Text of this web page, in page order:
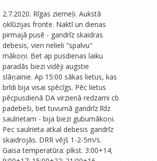
2.7.2020. Rīgas ziemeļi. Aukstā
oklūzijas fronte. Naktī un dienas
pirmajā pusē - gandrīz skaidras
debesis, vien nelieli "spalvu"
mākoņi. Bet ap pusdienas laiku
paradās biezi vidēji augstie
slāņainie. Ap 15:00 sākas lietus, kas
brīdi bija visai spēcīgs. Pēc lietus
pēcpusdienā DA virzienā redzami cb
padebeši, bet tuvumā gandrīz līdz
saulrietam - bija biezi gubumākoņi.
Pec saulrieta atkal debesis gandrīz
skaidrojās. DRR vējš 1-2-5m/s.
Gaisa temperatūra: plkst. 3:00+14;